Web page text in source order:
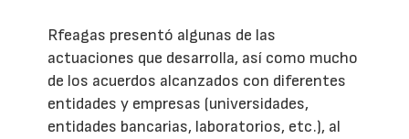
Rfeagas presentó algunas de las
actuaciones que desarrolla, así como mucho
de los acuerdos alcanzados con diferentes
entidades y empresas (universidades,
entidades bancarias, laboratorios, etc.), al